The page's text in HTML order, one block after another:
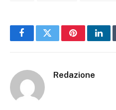
FacebookTwitterPinterest
Redazione